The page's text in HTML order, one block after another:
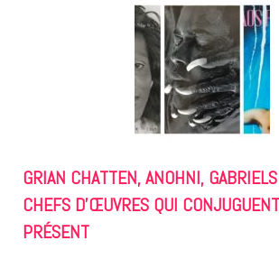
GRIAN CHATTEN, ANOHNI,
CHEFS D’ŒUVRES QUI
PRÉSENT